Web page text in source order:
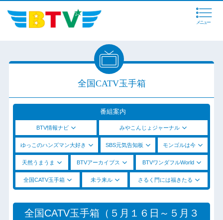
メニュー
全国CATV玉手箱
番組案内
BTV情報ナビ みやこんじょジャーナル
ゆっこのハンズマン大好き SBS元気告知板 モンゴルは今
天然うまうま BTVアーカイブス BTVワンダフルWorld
全国CATV玉手箱 未ラ来ル さるく門には福きたる
全国CATV玉手箱（５月１６日～５月３